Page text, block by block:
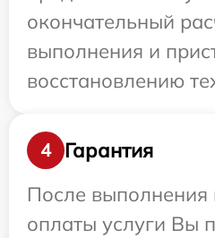
окончательный
выполнения и
восстановлению
4
Гарантия
После выполнения
оплаты услуги Вы